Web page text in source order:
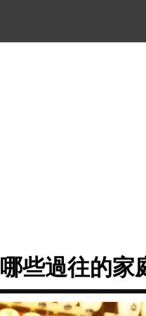
些過往的家